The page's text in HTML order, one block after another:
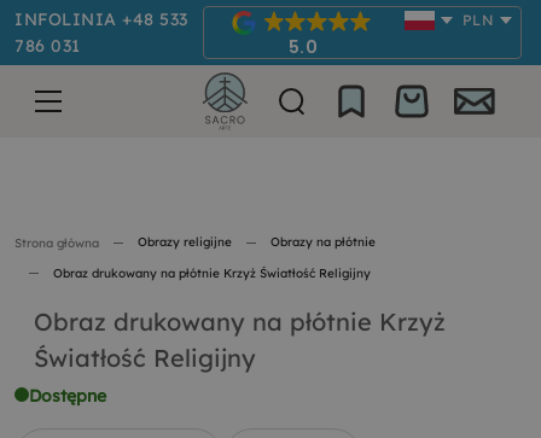
INFOLINIA +48 533
786 031
5.0
PLN
Strona główna Obrazy religijne Obrazy na płótnie
Obraz drukowany na płótnie Krzyż Światłość Religijny
Obraz drukowany na płótnie Krzyż
Światłość Religijny
Dostępne